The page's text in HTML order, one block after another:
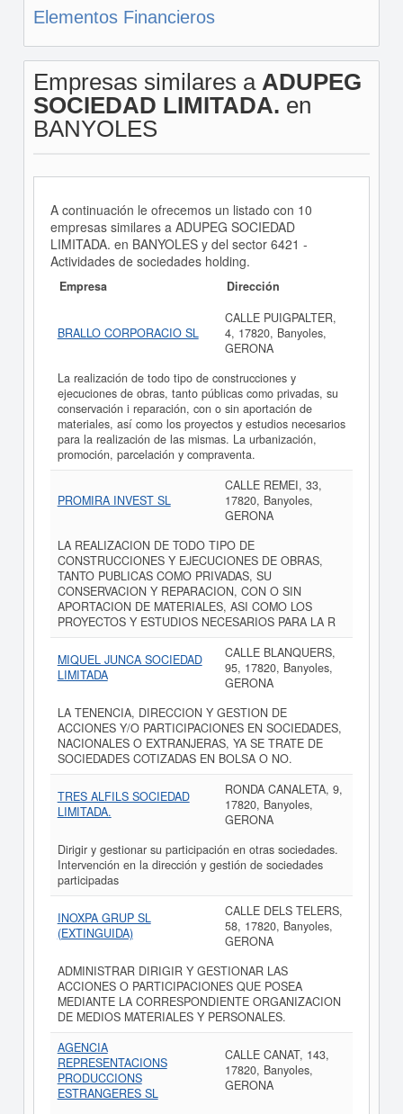
Elementos Financieros
Empresas similares a ADUPEG
SOCIEDAD LIMITADA. en
BANYOLES
A continuación le ofrecemos un listado con 10
empresas similares a ADUPEG SOCIEDAD
LIMITADA. en BANYOLES y del sector 6421 -
Actividades de sociedades holding.
Empresa Dirección
BRALLO CORPORACIO SL
CALLE PUIGPALTER,
4, 17820, Banyoles,
GERONA
La realización de todo tipo de construcciones y
ejecuciones de obras, tanto públicas como privadas, su
conservación i reparación, con o sin aportación de
materiales, así como los proyectos y estudios necesarios
para la realización de las mismas. La urbanización,
promoción, parcelación y compraventa.
PROMIRA INVEST SL
CALLE REMEI, 33,
17820, Banyoles,
GERONA
LA REALIZACION DE TODO TIPO DE
CONSTRUCCIONES Y EJECUCIONES DE OBRAS,
TANTO PUBLICAS COMO PRIVADAS, SU
CONSERVACION Y REPARACION, CON O SIN
APORTACION DE MATERIALES, ASI COMO LOS
PROYECTOS Y ESTUDIOS NECESARIOS PARA LA R
MIQUEL JUNCA SOCIEDAD
LIMITADA
CALLE BLANQUERS,
95, 17820, Banyoles,
GERONA
LA TENENCIA, DIRECCION Y GESTION DE
ACCIONES Y/O PARTICIPACIONES EN SOCIEDADES,
NACIONALES O EXTRANJERAS, YA SE TRATE DE
SOCIEDADES COTIZADAS EN BOLSA O NO.
TRES ALFILS SOCIEDAD
LIMITADA.
RONDA CANALETA, 9,
17820, Banyoles,
GERONA
Dirigir y gestionar su participación en otras sociedades.
Intervención en la dirección y gestión de sociedades
participadas
INOXPA GRUP SL
(EXTINGUIDA)
CALLE DELS TELERS,
58, 17820, Banyoles,
GERONA
ADMINISTRAR DIRIGIR Y GESTIONAR LAS
ACCIONES O PARTICIPACIONES QUE POSEA
MEDIANTE LA CORRESPONDIENTE ORGANIZACION
DE MEDIOS MATERIALES Y PERSONALES.
AGENCIA
REPRESENTACIONS
PRODUCCIONS
ESTRANGERES SL
CALLE CANAT, 143,
17820, Banyoles,
GERONA